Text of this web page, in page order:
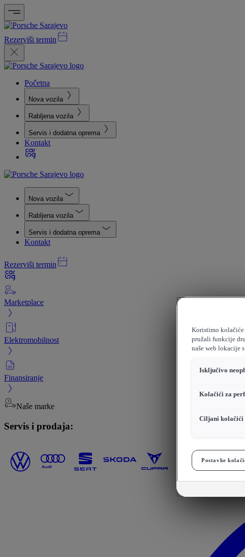
Rezerviši termin
Početna
Nova vozila
Rabljena vozila
Servis i dodatna oprema
Kontakt
Nova vozila
Rabljena vozila
Servis i dodatna oprema
Kontakt
Rezerviši termin
Marketplace
Elektromobilnost
Finansiranje
Naše marke
Servis i prodaja:
Koristimo
pružali funkcije
naše web lokacije
Isključivo
Kolačići za
Ciljani kolačići
Postavke